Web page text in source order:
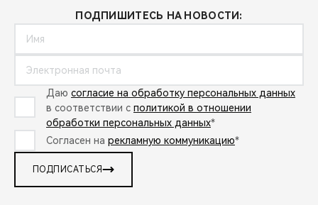
ПОДПИШИТЕСЬ НА НОВОСТИ:
Даю согласие на обработку персональных данных
в соответствии с политикой в отношении
обработки персональных данных*
Согласен на рекламную коммуникацию*
ПОДПИСАТЬСЯ